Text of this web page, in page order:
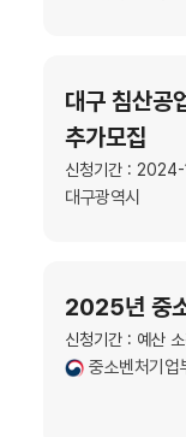
대구 침산공
추가모집
신청기간 :
대구광역시
2025년 중
신청기간 : 예산 소
중소벤처기업